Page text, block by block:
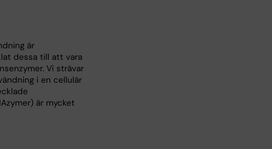
är
dessa till att vara
Vi strävar
i en cellulär
är mycket